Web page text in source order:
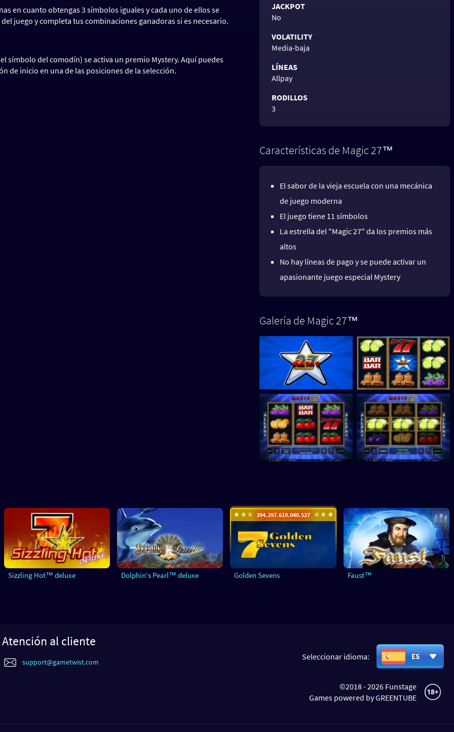
en cuanto obtengas 3 símbolos iguales y cada uno de ellos se
juego y completa tus combinaciones ganadoras si es necesario.
símbolo del comodín) se activa un premio Mystery. Aquí puedes
de inicio en una de las posiciones de la selección.
JACKPOT
No
VOLATILITY
Media-baja
LÍNEAS
Allpay
RODILLOS
3
Características de Magic 27™
El sabor de la vieja escuela con una mecánica
de juego moderna
El juego tiene 11 símbolos
La estrella del "Magic 27" da los premios más
altos
No hay líneas de pago y se puede activar un
apasionante juego especial Mystery
Galería de Magic 27™
Sizzling Hot™ deluxe Dolphin‘s Pearl™ deluxe
394.397.623.155.377
Golden Sevens Faust™
Atención al cliente
support@gametwist.com
Seleccionar idioma: ES
©2018 - 2026 Funstage
Games powered by GREENTUBE